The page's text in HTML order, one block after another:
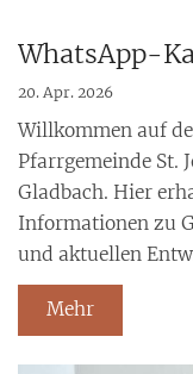
WhatsApp-
20. Apr. 2026
Willkommen auf
Pfarrgemeinde St.
Gladbach. Hier
Informationen zu
und aktuellen
Mehr